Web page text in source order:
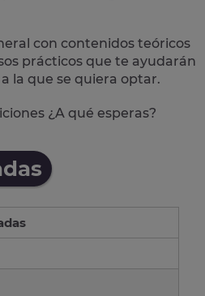
con contenidos teóricos
prácticos que te ayudarán
la que se quiera optar.
¿A qué esperas?